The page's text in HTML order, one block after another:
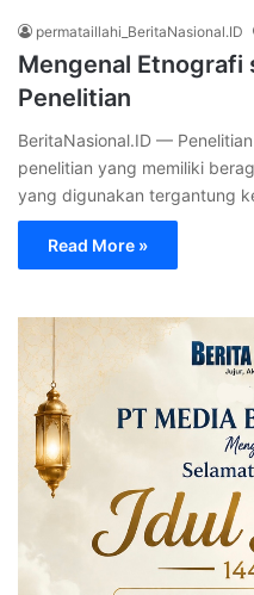
permataillahi_BeritaNasional.ID
Mengenal Etnografi
Penelitian
BeritaNasional.ID —
penelitian yang memiliki
yang digunakan tergantung
Read More »